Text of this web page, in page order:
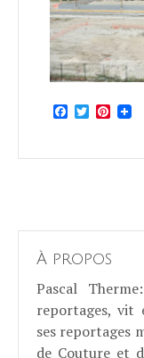
Facebook
Twitter
À propos
Pascal Therme
reportages, vit
ses reportages
de Couture et